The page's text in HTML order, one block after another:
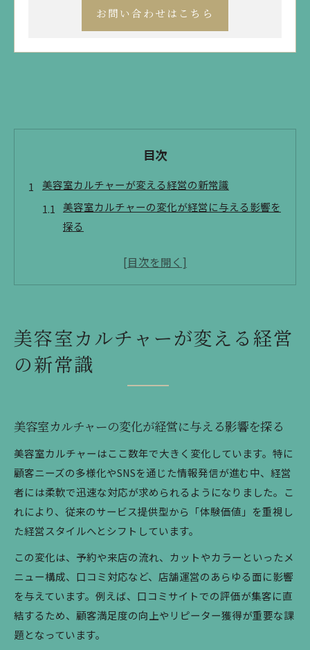
お問い合わせはこちら
目次
美容室カルチャーが変える経営の新常識
美容室カルチャーの変化が経営に与える影響を
探る
サロン経営に役立つ美容室カルチャーの活用法
美容室カルチャーが経営効率化に貢献する理由
多様化する美容室文化と顧客満足度向上策
美容室カルチャーの多様化が顧客満足度に与え
美容室文化を活かしたリピート率向上の秘策と
個性派サロンが実践する顧客満足度アップ術
美容室文化が変えるサービスの在り方と事例
顧客満足度を高める美容室カルチャーの工夫
美容室の現場で活きるカルチャー実践法
美容室カルチャーが現場に根付く取り組み例
サロンの日常で実践できる美容室文化のポイン
ト
美容室の現場力を高めるカルチャー導入法
接客力向上に効く美容室カルチャーの実践術
美容室カルチャーが変える経営
の新常識
美容室カルチャーの変化が経営に与える影響を探る
美容室カルチャーはここ数年で大きく変化しています。特に
顧客ニーズの多様化やSNSを通じた情報発信が進む中、経営
者には柔軟で迅速な対応が求められるようになりました。こ
れにより、従来のサービス提供型から「体験価値」を重視し
た経営スタイルへとシフトしています。
この変化は、予約や来店の流れ、カットやカラーといったメ
ニュー構成、口コミ対応など、店舗運営のあらゆる面に影響
を与えています。例えば、口コミサイトでの評価が集客に直
結するため、顧客満足度の向上やリピーター獲得が重要な課
題となっています。